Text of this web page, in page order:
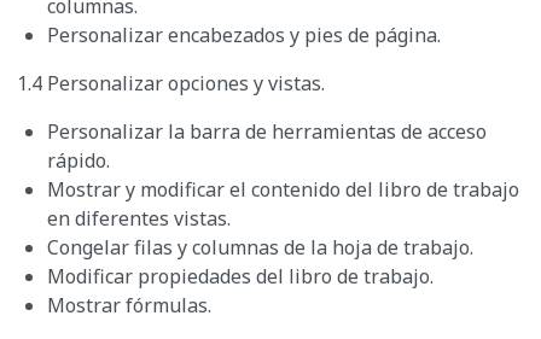
columnas.
Personalizar encabezados y pies de página.
1.4 Personalizar opciones y vistas.
Personalizar la barra de herramientas de acceso
rápido.
Mostrar y modificar el contenido del libro de trabajo
en diferentes vistas.
Congelar filas y columnas de la hoja de trabajo.
Modificar propiedades del libro de trabajo.
Mostrar fórmulas.